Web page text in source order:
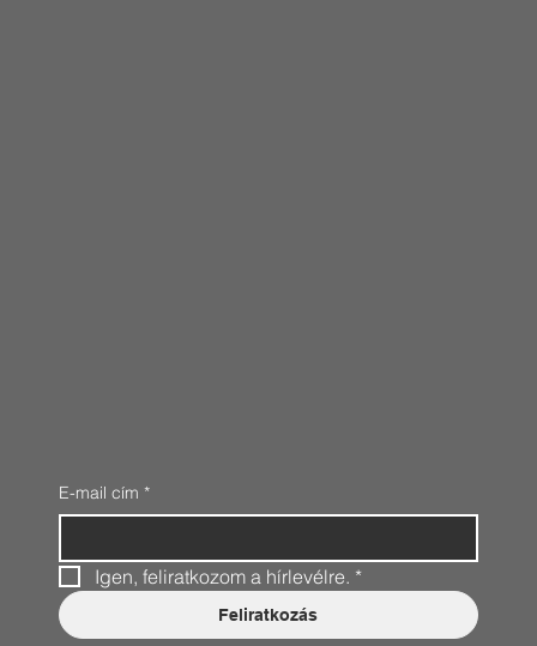
E-mail cím *
Igen, feliratkozom a hírlevélre. *
Feliratkozás